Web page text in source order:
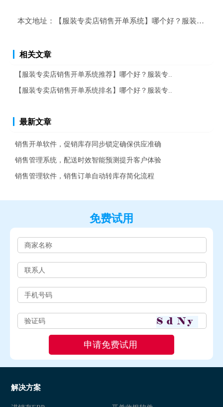
本文地址： 【服装专卖店销售开单系统】哪个好？服装专卖
相关文章
【服装专卖店销售开单系统推荐】哪个好？服装专..
【服装专卖店销售开单系统排名】哪个好？服装专..
最新文章
销售开单软件，促销库存同步锁定确保供应准确
销售管理系统，配送时效智能预测提升客户体验
销售管理软件，销售订单自动转库存简化流程
免费试用
解决方案